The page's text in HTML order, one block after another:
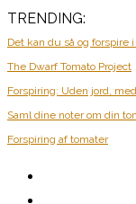
TRENDING:
Det kan du så og forspire i
The Dwarf Tomato Project
Forspiring: Uden jord,
Saml dine noter om din
Forspiring af tomater